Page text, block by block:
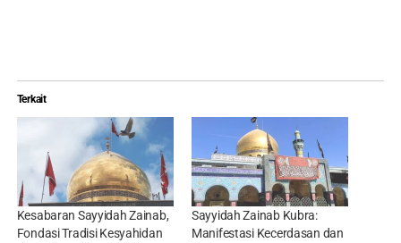
Terkait
Kesabaran Sayyidah Zainab,
Fondasi Tradisi Kesyahidan
Sayyidah Zainab Kubra:
Manifestasi Kecerdasan dan